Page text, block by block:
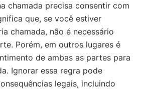
chamada precisa consentir com
que, se você estiver
chamada, não é necessário
Porém, em outros lugares é
de ambas as partes para
Ignorar essa regra pode
legais, incluindo